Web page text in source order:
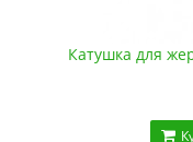
Катушка для